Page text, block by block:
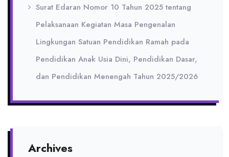
Surat Edaran Nomor 10 Tahun 2025 tentang
Pelaksanaan Kegiatan Masa Pengenalan
Lingkungan Satuan Pendidikan Ramah pada
Pendidikan Anak Usia Dini, Pendidikan Dasar,
dan Pendidikan Menengah Tahun 2025/2026
Archives